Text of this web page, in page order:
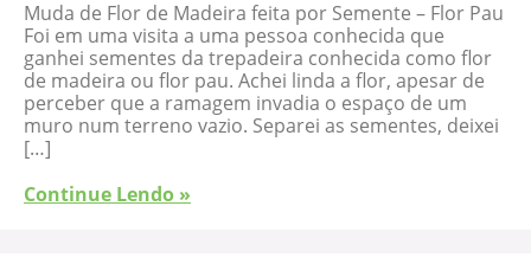
Muda de Flor de Madeira feita por Semente – Flor Pau
Foi em uma visita a uma pessoa conhecida que
ganhei sementes da trepadeira conhecida como flor
de madeira ou flor pau. Achei linda a flor, apesar de
perceber que a ramagem invadia o espaço de um
muro num terreno vazio. Separei as sementes, deixei
[…]
Continue Lendo »